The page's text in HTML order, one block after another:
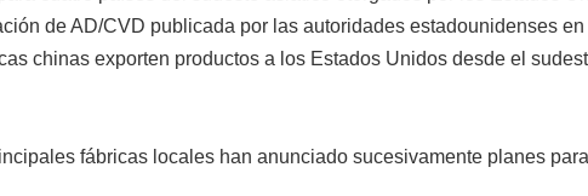
de AD/CVD publicada por las autoridades estadounidenses en
chinas exporten productos a los Estados Unidos desde el
fábricas locales han anunciado sucesivamente planes para